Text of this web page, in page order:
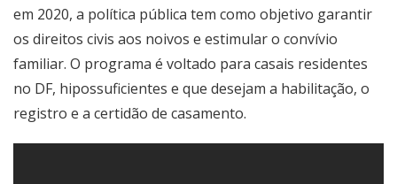
em 2020, a política pública tem como objetivo garantir
os direitos civis aos noivos e estimular o convívio
familiar. O programa é voltado para casais residentes
no DF, hipossuficientes e que desejam a habilitação, o
registro e a certidão de casamento.